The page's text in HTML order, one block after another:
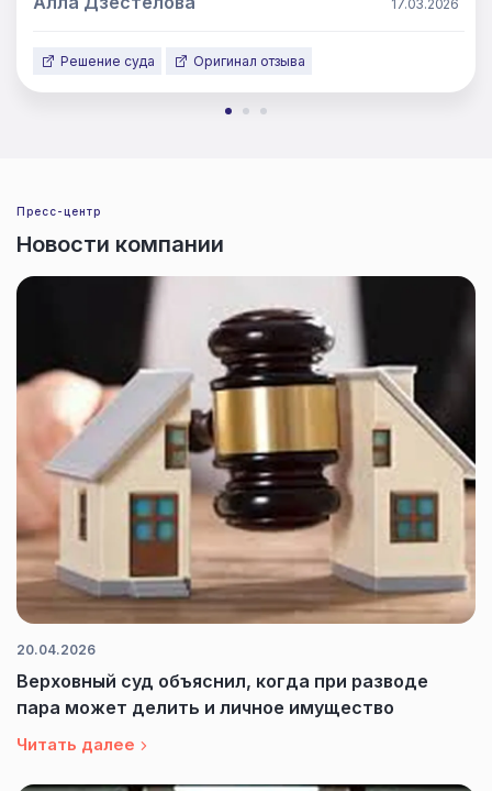
17.03.2026
Решение суда Оригинал отзыва
Пресс-центр
Новости компании
20.04.2026
Верховный суд объяснил, когда при разводе
пара может делить и личное имущество
Читать далее